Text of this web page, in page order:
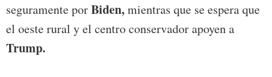
seguramente porBiden,mientras que se espera que
el oeste rural y el centro conservador apoyen a
Trump.